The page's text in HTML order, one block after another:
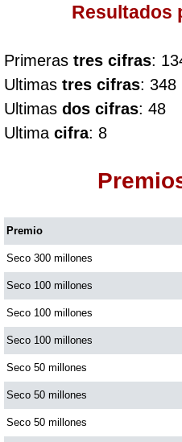
Chontico Noche
Culona día
Culona noche
Dorado Tarde
Dorado Noche
Fantástica Día
Fantástica Noche
Motilon Tarde
Resultados
Primeras tres cifras:
Ultimas tres cifras: 348
Ultimas dos cifras: 48
Ultima cifra: 8
Premio
Seco 300 millones
Seco 100 millones
Seco 100 millones
Seco 100 millones
Seco 50 millones
Seco 50 millones
Seco 50 millones